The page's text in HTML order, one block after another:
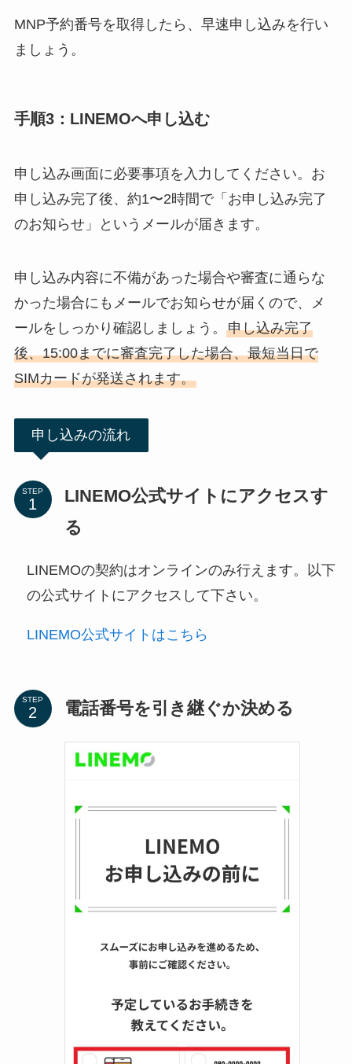
MNP予約番号を取得したら、早速申し込みを行い
ましょう。
手順3：LINEMOへ申し込む
申し込み画面に必要事項を入力してください。お
申し込み完了後、約1〜2時間で「お申し込み完了
のお知らせ」というメールが届きます。
申し込み内容に不備があった場合や審査に通らな
かった場合にもメールでお知らせが届くので、メ
ールをしっかり確認しましょう。 申し込み完了
後、15:00までに審査完了した場合、最短当日で
SIMカードが発送されます。
申し込みの流れ
STEP
LINEMO公式サイトにアクセスす
る
LINEMOの契約はオンラインのみ行えます。以下
の公式サイトにアクセスして下さい。
LINEMO公式サイトはこちら
STEP 電話番号を引き継ぐか決める